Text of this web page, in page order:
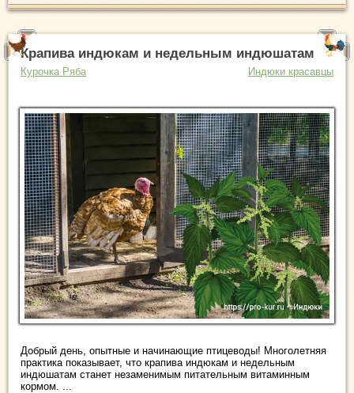
Крапива индюкам и недельным индюшатам
Курочка Ряба Индюки красавцы
Добрый день, опытные и начинающие птицеводы! Многолетняя
практика показывает, что крапива индюкам и недельным
индюшатам станет незаменимым питательным витаминным
кормом. ...